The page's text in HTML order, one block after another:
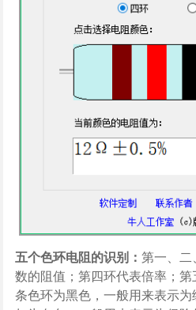
五个色环电阻的识别：第一、二
数的阻值；第四环代表倍率；
条色环为黑色，一般用来表示